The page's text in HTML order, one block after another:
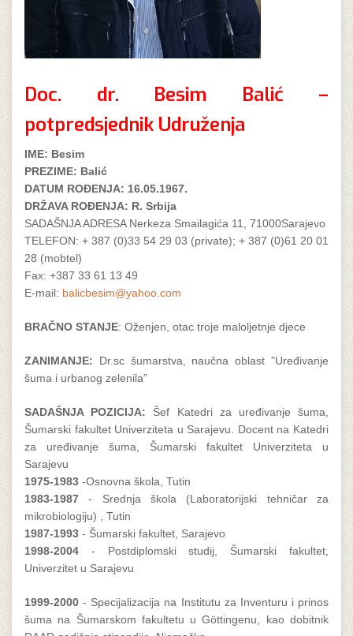
Doc. dr. Besim Balić –
potpredsjednik Udruženja
IME: Besim
PREZIME: Balić
DATUM ROĐENJA: 16.05.1967.
DRŽAVA ROĐENJA: R. Srbija
SADAŠNJA ADRESA Nerkeza Smailagića 11, 71000Sarajevo
TELEFON: + 387 (0)33 54 29 03 (private); + 387 (0)61 20 01
28 (mobtel)
Fax: +387 33 61 13 49
E-mail: balicbesim@yahoo.com
BRAČNO STANJE: Oženjen, otac troje maloljetnje djece
ZANIMANJE: Dr.sc šumarstva, naučna oblast ”Uređivanje
šuma i urbanog zelenila”
SADAŠNJA POZICIJA: Šef Katedri za uređivanje šuma,
Šumarski fakultet Univerziteta u Sarajevu. Docent na Katedri
za uređivanje šuma, Šumarski fakultet Univerziteta u
Sarajevu
1975-1983 -Osnovna škola, Tutin
1983-1987 - Srednja škola (Laboratorijski tehničar za
mikrobiologiju) , Tutin
1987-1993 - Šumarski fakultet, Sarajevo
1998-2004 - Postdiplomski studij, Šumarski fakultet,
Univerzitet u Sarajevu
1999-2000 - Specijalizacija na Institutu za Inventuru i prinos
šuma na Šumarskom fakultetu u Göttingenu, kao dobitnik